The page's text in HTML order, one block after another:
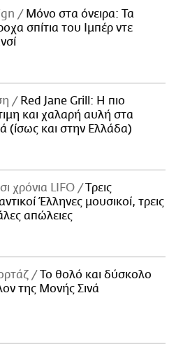
Μόνο στα όνειρα: Τα
σπίτια του Ιμπέρ ντε
Red Jane Grill: Η πιο
και χαλαρή αυλή στα
(ίσως και στην Ελλάδα)
χρόνια LIFO
Tρεις
Έλληνες μουσικοί, τρεις
απώλειες
Το θολό και δύσκολο
της Μονής Σινά